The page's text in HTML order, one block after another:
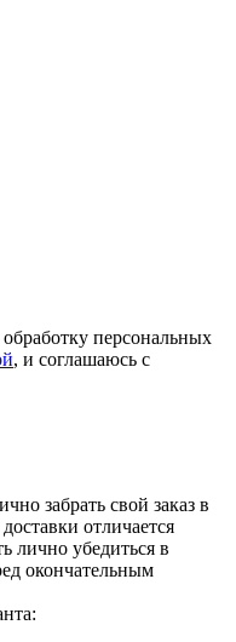
персональных
, и соглашаюсь с
забрать свой заказ в
отличается
лично убедиться в
окончательным